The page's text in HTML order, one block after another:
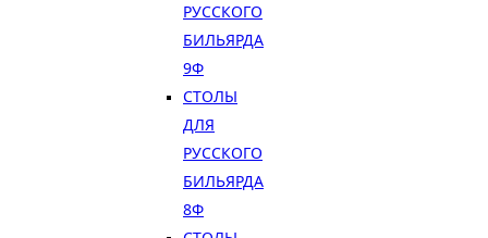
РУССКОГО
БИЛЬЯРДА
9Ф
СТОЛЫ
ДЛЯ
РУССКОГО
БИЛЬЯРДА
8Ф